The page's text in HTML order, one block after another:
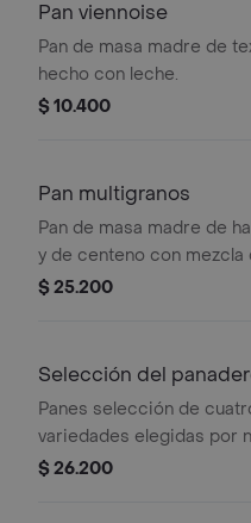
Pan viennoise
Pan de masa madre de
hecho con leche.
$ 10.400
Pan multigranos
Pan de masa madre de
y de centeno con mezcla
$ 25.200
Selección del
Panes selección de
variedades elegidas por
equipo de panadería.
$ 26.200